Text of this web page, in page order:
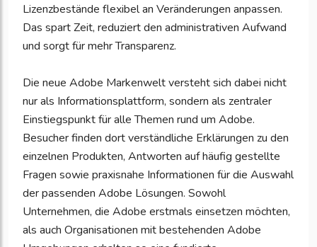
Lizenzbestände flexibel an Veränderungen anpassen.
Das spart Zeit, reduziert den administrativen Aufwand
und sorgt für mehr Transparenz.
Die neue Adobe Markenwelt versteht sich dabei nicht
nur als Informationsplattform, sondern als zentraler
Einstiegspunkt für alle Themen rund um Adobe.
Besucher finden dort verständliche Erklärungen zu den
einzelnen Produkten, Antworten auf häufig gestellte
Fragen sowie praxisnahe Informationen für die Auswahl
der passenden Adobe Lösungen. Sowohl
Unternehmen, die Adobe erstmals einsetzen möchten,
als auch Organisationen mit bestehenden Adobe